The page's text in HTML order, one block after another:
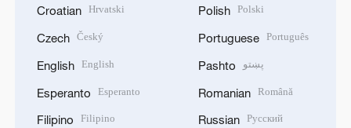
Croatian Hrvatski
Czech Český
English English
Esperanto Esperanto
Filipino Filipino
Polish Polski
Portuguese Português
Pashto پښتو
Romanian Română
Russian Русский